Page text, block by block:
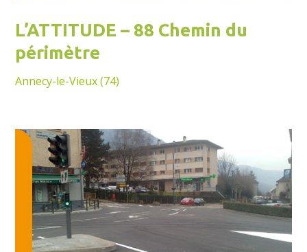
L’ATTITUDE – 88 Chemin du
périmètre
Annecy-le-Vieux (74)